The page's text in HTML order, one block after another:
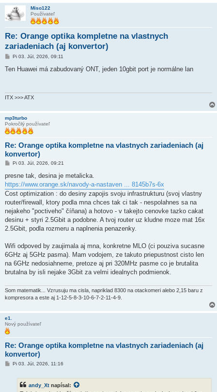
Miso122
Používateľ
Re: Orange optika kompletne na vlastnych
zariadeniach (aj konvertor)
P
í
o
Pi 03. Júl, 2026, 09:11
Ten Huawei má zabudovaný ONT, jeden 10gbit port je normálne lan
ITX >>> ATX
mp3turbo
Pokročilý používateľ
Re: Orange optika kompletne na vlastnych zariadeniach (aj
konvertor)
P
í
p
e
o
k
Pi 03. Júl, 2026, 09:21
presne tak, desina je metalicka.
https://www.orange.sk/navody-a-nastaven ... 8145b7s-6x
Cost optimization : do desiny zapojis svoju infrastrukturu (svoj vlastny
router/firewall, ktory podla mna chces tak ci tak - nespolahnes sa na
nejakeho "poctiveho" číňana) a hotovo - v takejto cenovke tazko cakat
desinu + styri 2.5Gbit a podobne. A tvoj router uz kludne moze mat 16x
2.5Gbit, podla rozmeru a naplnenia penazenky.
Wifi odpoved by zaujimala aj mna, konkretne MLO (ci pouziva sucasne
6GHz aj 5GHz pasma). Mam vodojem, ze takuto priepustnost cisto len
na 6GHz nedosiahneme, pretoze aj pri 320MHz pasme co je brutalita
brutalna by isli nejake 3Gbit za velmi idealnych podmienok.
Som matematik... Vzrusuju ma cisla, napriklad 8300 na otackomeri alebo 2,15 baru z
kompresora a este aj 1-12-5-8-3-10-6-7-2-11-4-9.
e1.
Nový používateľ
Re: Orange optika kompletne na vlastnych zariadeniach (aj
konvertor)
PPi 03. Júl, 2026, 11:16
andy_Xt napísal: